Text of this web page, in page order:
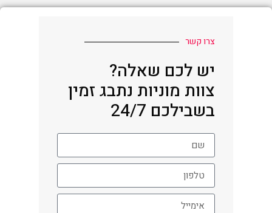
צרו קשר
יש לכם שאלה?
צוות מוניות נתבג זמין
בשבילכם 24/7